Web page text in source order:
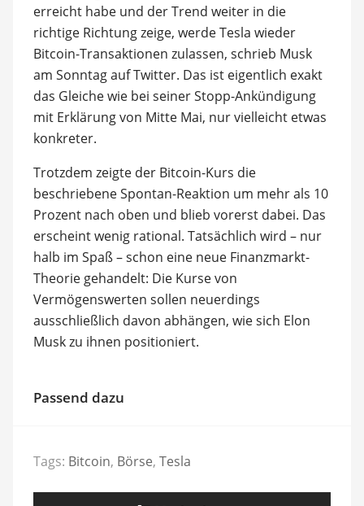
erreicht habe und der Trend weiter in die
richtige Richtung zeige, werde Tesla wieder
Bitcoin-Transaktionen zulassen, schrieb Musk
am Sonntag auf Twitter. Das ist eigentlich exakt
das Gleiche wie bei seiner Stopp-Ankündigung
mit Erklärung von Mitte Mai, nur vielleicht etwas
konkreter.
Trotzdem zeigte der Bitcoin-Kurs die
beschriebene Spontan-Reaktion um mehr als 10
Prozent nach oben und blieb vorerst dabei. Das
erscheint wenig rational. Tatsächlich wird – nur
halb im Spaß – schon eine neue Finanzmarkt-
Theorie gehandelt: Die Kurse von
Vermögenswerten sollen neuerdings
ausschließlich davon abhängen, wie sich Elon
Musk zu ihnen positioniert.
Passend dazu
Tags: Bitcoin, Börse, Tesla